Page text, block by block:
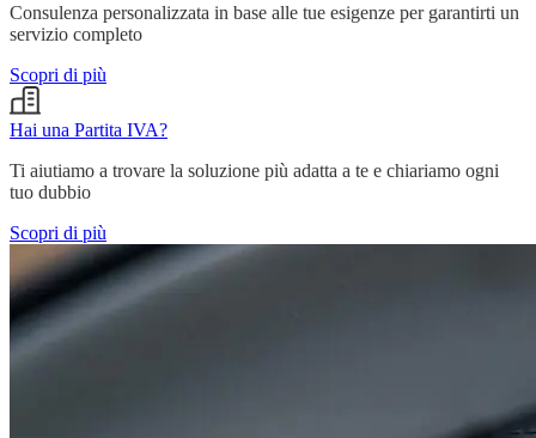
Consulenza personalizzata in base alle tue esigenze per garantirti un
servizio completo
Scopri di più
Hai una Partita IVA?
Ti aiutiamo a trovare la soluzione più adatta a te e chiariamo ogni
tuo dubbio
Scopri di più